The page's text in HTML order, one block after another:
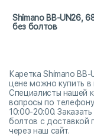
Shimano BB-UN26,
без болтов
Каретка Shimano
цене можно купить в
Специалисты нашей
вопросы по
10:00-20:00.
болтов с
через наш сайт.